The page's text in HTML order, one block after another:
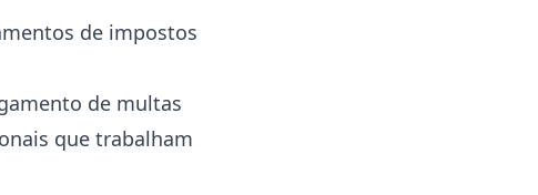
de impostos
de multas
que trabalham